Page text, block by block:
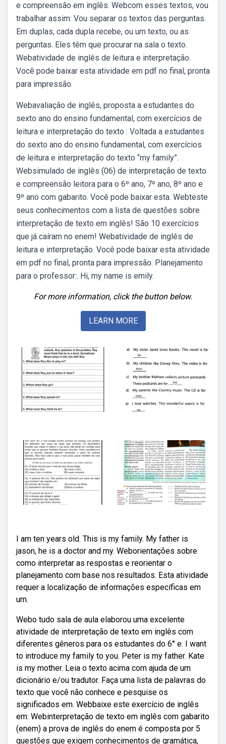
e compreensão em inglês. Webcom esses textos, vou
trabalhar assim: Vou separar os textos das perguntas.
Em duplas, cada dupla recebe, ou um texto, ou as
perguntas. Eles têm que procurar na sala o texto.
Webatividade de inglês de leitura e interpretação.
Você pode baixar esta atividade em pdf no final, pronta
para impressão.
Webavaliação de inglês, proposta a estudantes do
sexto ano do ensino fundamental, com exercícios de
leitura e interpretação do texto : Voltada a estudantes
do sexto ano do ensino fundamental, com exercícios
de leitura e interpretação do texto “my family”.
Websimulado de inglês (06) de interpretação de texto
e compreensão leitora para o 6º ano, 7º ano, 8º ano e
9º ano com gabarito. Você pode baixar esta. Webteste
seus conhecimentos com a lista de questões sobre
interpretação de texto em inglês! São 10 exercícios
que já caíram no enem! Webatividade de inglês de
leitura e interpretação. Você pode baixar esta atividade
em pdf no final, pronta para impressão. Planejamento
para o professor:. Hi, my name is emily.
For more information, click the button below.
LEARN MORE
I am ten years old. This is my family. My father is
jason, he is a doctor and my. Weborientações sobre
como interpretar as respostas e reorientar o
planejamento com base nos resultados. Esta atividade
requer a localização de informações específicas em
um.
Webo tudo sala de aula elaborou uma excelente
atividade de interpretação de texto em inglês com
diferentes gêneros para os estudantes do 6° e. I want
to introduce my family to you. Peter is my father. Kate
is my mother. Leia o texto acima com ajuda de um
dicionário e/ou tradutor. Faça uma lista de palavras do
texto que você não conhece e pesquise os
significados em. Webbaixe este exercício de inglês
em: Webinterpretação de texto em inglês com gabarito
(enem) a prova de inglês do enem é composta por 5
questões que exigem conhecimentos de gramática,